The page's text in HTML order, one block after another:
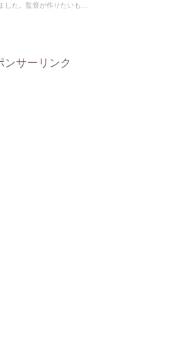
した。監督が作りたいも...
ンサーリンク